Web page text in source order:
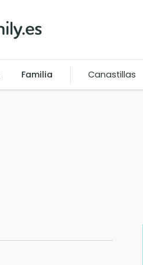
Familia Canastillas